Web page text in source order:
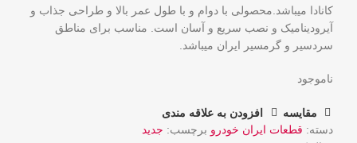
کانادا میباشد.محصولی با دوام و با طول عمر بالا و طراحی جذاب و
آیرودینامیک و نصب سریع و آسان است. مناسب برای مناطق
سردسیر و گرمسیر ایران میباشد.
ناموجود
مقایسه
افزودن به علاقه مندی
دسته: قطعات ایران خودرو برچسب: جدید